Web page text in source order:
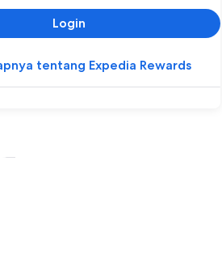
Login
tentang Expedia Rewards